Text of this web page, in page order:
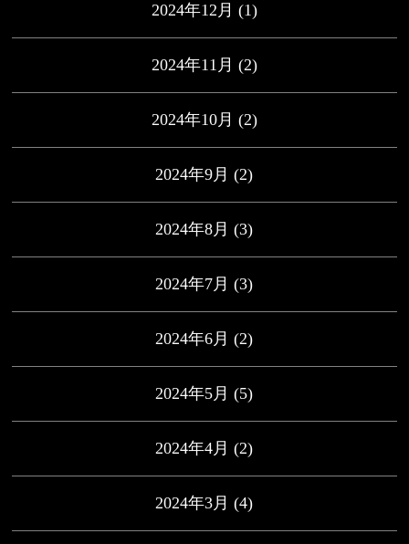
2024年12月 (1)
2024年11月 (2)
2024年10月 (2)
2024年9月 (2)
2024年8月 (3)
2024年7月 (3)
2024年6月 (2)
2024年5月 (5)
2024年4月 (2)
2024年3月 (4)